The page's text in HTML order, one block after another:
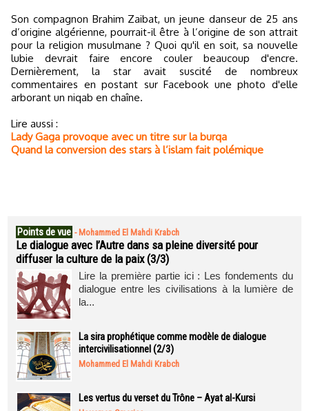
Son compagnon Brahim Zaibat, un jeune danseur de 25 ans
d’origine algérienne, pourrait-il être à l’origine de son attrait
pour la religion musulmane ? Quoi qu'il en soit, sa nouvelle
lubie devrait faire encore couler beaucoup d'encre.
Dernièrement, la star avait suscité de nombreux
commentaires en postant sur Facebook une photo d'elle
arborant un niqab en chaîne.
Lire aussi :
Lady Gaga provoque avec un titre sur la burqa
Quand la conversion des stars à l’islam fait polémique
Points de vue - Mohammed El Mahdi Krabch
Le dialogue avec l’Autre dans sa pleine diversité pour
diffuser la culture de la paix (3/3)
Lire la première partie ici : Les fondements du
dialogue entre les civilisations à la lumière de
la...
La sira prophétique comme modèle de dialogue
intercivilisationnel (2/3)
Mohammed El Mahdi Krabch
Les vertus du verset du Trône – Ayat al-Kursi